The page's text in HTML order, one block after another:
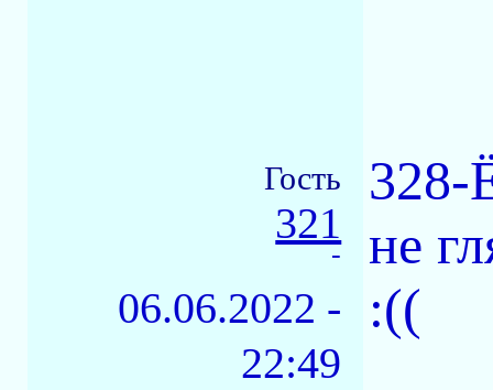
Гость
321
-
06.06.2022 -
22:49
328-
не
:((